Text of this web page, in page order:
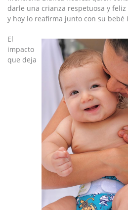
darle una crianza respetuosa y feliz
y hoy lo reafirma junto con su bebé
El
impacto
que deja